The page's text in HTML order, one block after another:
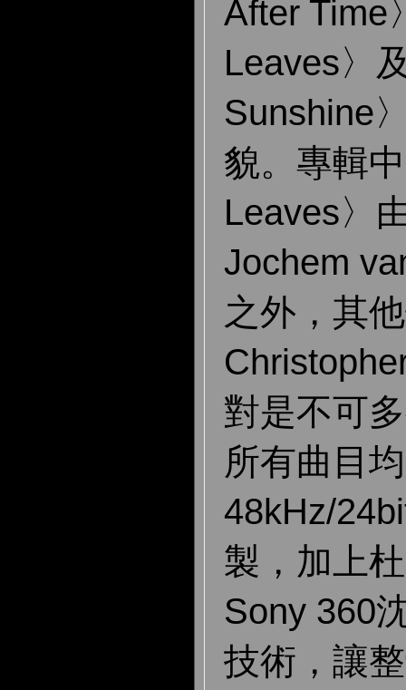
After Time
Leaves〉
Sunshine
貌。專輯
Leaves〉
Jochem
之外，其
對是不可
所有曲目
48kHz/
製，加上
Sony 360
技術，讓